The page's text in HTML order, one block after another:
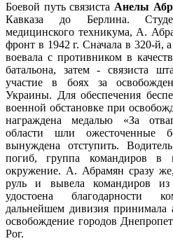
Боевой путь связиста Анелы
Кавказа до Берлина.
медицинского техникума, А.
фронт в 1942 г. Сначала в 320-й,
воевала с противником в
батальона, затем - связиста
участие в боях за
Украины. Для обеспечения
военной обстановке при
награждена медалью «За
области шли ожесточенные
вынуждена отступить.
погиб, группа командиров в
окружение. А. Абрамян сразу
руль и вывела командиров
удостоена благодарности
дальнейшем дивизия принимала
освобождение городов
Рог.